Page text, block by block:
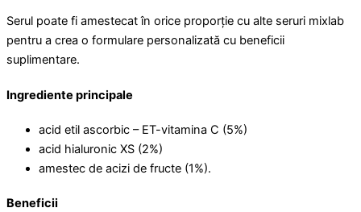
Serul poate fi amestecat în orice proporție cu alte seruri mixlab
pentru a crea o formulare personalizată cu beneficii
suplimentare.
Ingrediente principale
acid etil ascorbic – ET-vitamina C (5%)
acid hialuronic XS (2%)
amestec de acizi de fructe (1%).
Beneficii